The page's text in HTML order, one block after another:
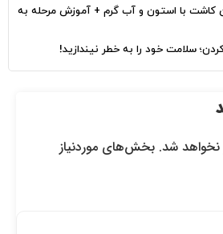
با استون و آب گرم + آموزش مرحله به
سلامت خود را به خطر نیندازید!
شد. بخش‌های موردنیاز